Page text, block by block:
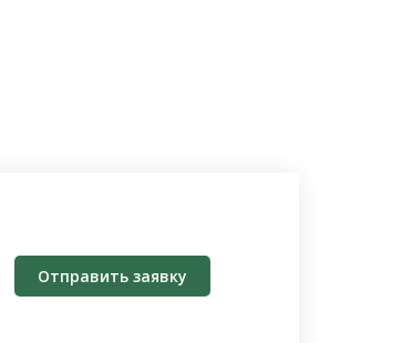
Отправить заявку